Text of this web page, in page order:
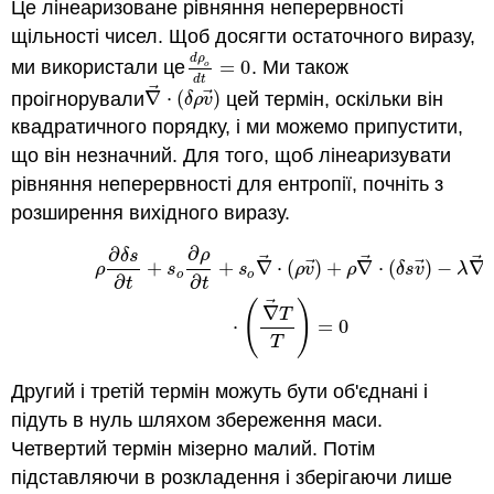
Це лінеаризоване рівняння неперервності
щільності чисел. Щоб досягти остаточного виразу,
ми використали це dρo
dt = 0
dρo dt =0. Ми також
проігнорували∇⃗ ⋅ (δρv⃗
)
∇→⋅(δρv →)
цей термін, оскільки він
квадратичного порядку, і ми можемо припустити,
що він незначний. Для того, щоб лінеаризувати
рівняння неперервності для ентропії, почніть з
розширення вихідного виразу.
ρ
∂δs
∂t
+ so
∂ρ
∂t
+ so ∇⃗ ⋅ (ρv⃗
) + ρ∇⃗ ⋅ (δsv⃗
) − λ∇⃗
⋅ ( ∇⃗T
T
) = 0
δs∂t+ s ρ∂t+ s → ρ v→ )+ ∇→ ⋅ (δ sv )−λ
Другий і третій термін можуть бути об'єднані і
підуть в нуль шляхом збереження маси.
Четвертий термін мізерно малий. Потім
підставляючи в розкладення і зберігаючи лише